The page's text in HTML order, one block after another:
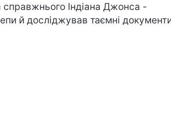
справжнього Індіана Джонса -
й досліджував таємні